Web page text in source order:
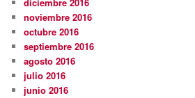
noviembre 2016
octubre 2016
septiembre 2016
agosto 2016
julio 2016
junio 2016